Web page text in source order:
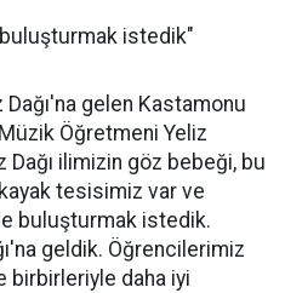
istedik"
gelen Kastamonu
Öğretmeni Yeliz
Dağı ilimizin göz bebeği, bu
tesisimiz var ve
buluşturmak istedik.
geldik. Öğrencilerimiz
birbirleriyle daha iyi